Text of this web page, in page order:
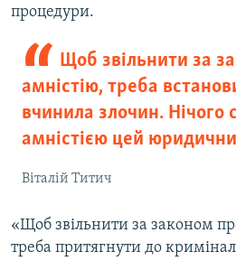
процедури.
Щоб звільнити за
амністію, треба
вчинила злочин. Нічого
амністією цей
Віталій Титич
«Щоб звільнити за законом
треба притягнути до